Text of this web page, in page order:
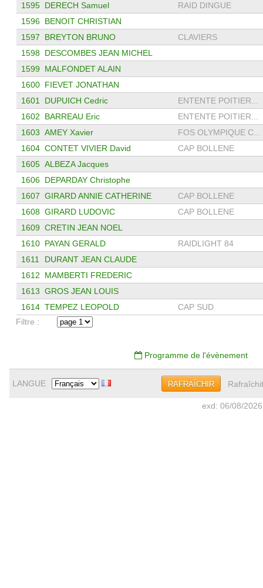
1595 DERECH Samuel
RAID DINGUE
1596 BENOIT CHRISTIAN
1597
BREYTON BRUNO
CLAVIERS
1598 DESCOMBES JEAN MICHEL
1599 MALFONDET ALAIN
1600 FIEVET JONATHAN
1601
DUPUICH Cedric
ENTENTE POITIER...
1602
BARREAU Eric
ENTENTE POITIER...
1603 AMEY Xavier
FOS OLYMPIQUE C...
1604 CONTET VIVIER David
CAP BOLLENE
1605 ALBEZA Jacques
1606 DEPARDAY Christophe
1607 GIRARD ANNIE CATHERINE
CAP BOLLENE
1608 GIRARD LUDOVIC
CAP BOLLENE
1609 CRETIN JEAN NOEL
1610 PAYAN GERALD
RAIDLIGHT 84
1611
DURANT JEAN CLAUDE
1612
MAMBERTI FREDERIC
1613 GROS JEAN LOUIS
1614 TEMPEZ LEOPOLD
CAP SUD
Filtre :
Programme de l'évènement
LANGUE RAFRAÎCHIR
exd: 06/08/